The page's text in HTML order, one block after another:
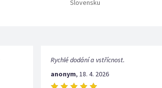
Slovensku
Rychlé dodání a vstřícnost.
anonym, 18. 4. 2026